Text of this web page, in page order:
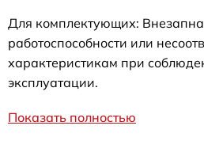
Для комплектующих:
работоспособности или
характеристикам при
эксплуатации.
Показать полностью